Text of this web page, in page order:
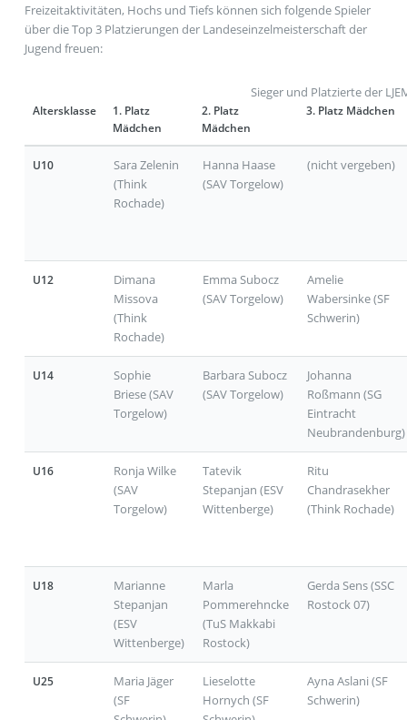
Freizeitaktivitäten, Hochs und Tiefs können sich folgende Spieler
über die Top 3 Platzierungen der Landeseinzelmeisterschaft der
Jugend freuen:
Sieger und Platzierte der
Altersklasse
1. Platz
Mädchen
2. Platz
Mädchen
3. Platz Mädchen
U10
Sara Zelenin
(Think
Rochade)
Hanna Haase
(SAV Torgelow)
(nicht vergeben)
U12
Dimana
Missova
(Think
Rochade)
Emma Subocz
(SAV Torgelow)
Amelie
Wabersinke (SF
Schwerin)
U14
Sophie
Briese (SAV
Torgelow)
Barbara Subocz
(SAV Torgelow)
Johanna
Roßmann (SG
Eintracht
Neubrandenburg)
U16
Ronja Wilke
(SAV
Torgelow)
Tatevik
Stepanjan (ESV
Wittenberge)
Ritu
Chandrasekher
(Think Rochade)
U18
Marianne
Stepanjan
(ESV
Wittenberge)
Marla
Pommerehncke
(TuS Makkabi
Rostock)
Gerda Sens (SSC
Rostock 07)
U25
Maria Jäger
(SF
Lieselotte
Hornych (SF
Ayna Aslani (SF
Schwerin)